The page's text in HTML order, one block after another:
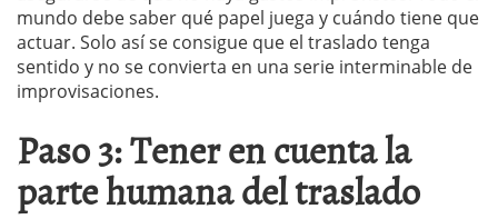
mundo debe saber qué papel juega y cuándo tiene que
actuar. Solo así se consigue que el traslado tenga
sentido y no se convierta en una serie interminable de
improvisaciones.
Paso 3: Tener en cuenta la
parte humana del traslado